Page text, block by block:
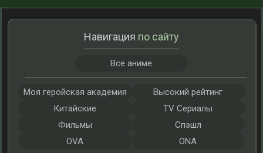
Навигация по сайту
Все аниме
Моя геройская академия
Высокий рейтинг
Китайские
TV Сериалы
Фильмы
Спэшл
OVA
ONA